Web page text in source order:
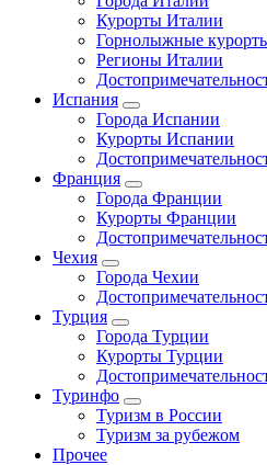
Курорты Италии
Горнолыжные
Регионы Италии
Испания
Города Испании
Курорты Испании
Франция
Города Франции
Курорты Франции
Чехия
Города Чехии
Турция
Города Турции
Курорты Турции
Туринфо
Туризм в России
Туризм за рубежом
Прочее